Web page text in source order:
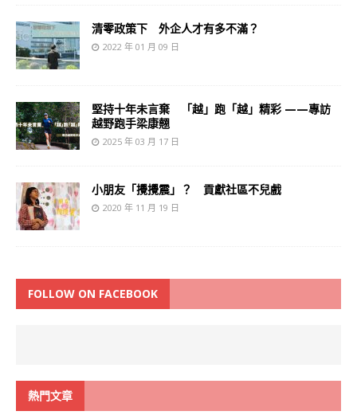
清零政策下 外企人才有多不滿？
2022 年 01 月 09 日
堅持十年未言棄 「越」跑「越」精彩 ——專訪
越野跑手梁康翹
2025 年 03 月 17 日
小朋友「攪攪震」？ 貢獻社區不兒戲
2020 年 11 月 19 日
FOLLOW ON FACEBOOK
熱門文章